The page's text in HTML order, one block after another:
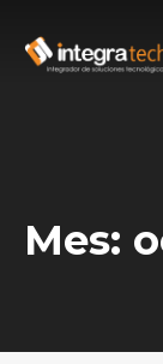
Mes: